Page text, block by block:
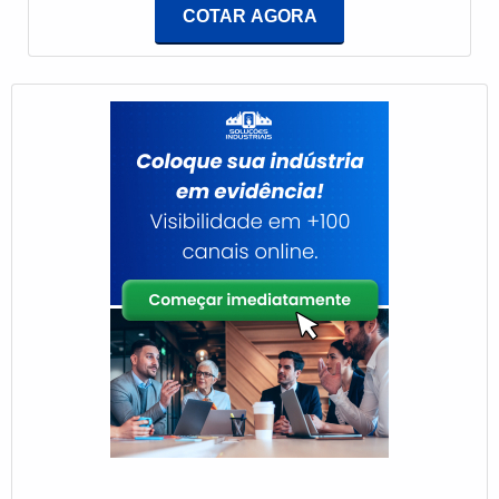
AQUECEDOR DE ÁGUA DE PASSAGEMA Tenge
foca seus recursos em criar uma estrutura com
instalada em uma área de 12.000 m² e estrutura
suficiente para atender todas as demandas, tudo
para garantir aquecedor de água de passagem com
proteção.Há muitas maneiras eficientes de
demonstrar competência e excelência em sua área
de atuação. A Tenge se mostra referência por ter:
Equipamentos de última geração; Assessoria técnica
especializada.Não obstante, quando falamos em
aquecedor de água de passagem, sempre deve-se
buscar uma empresa que tenha produtos e serviços
com ótima qualidade e precisão, pontos importantes
que ficam de fora no planejamento de empresas que
visam apenas o lucro, deixando a desejar nos outros
COTAR AGORA